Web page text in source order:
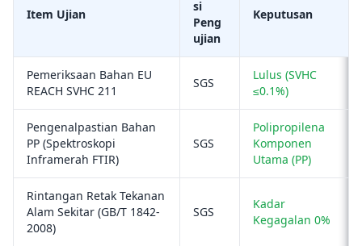
Item Ujian
si
Peng
ujian
Keputusan
Pemeriksaan Bahan EU
REACH SVHC 211
SGS
Lulus (SVHC
≤0.1%)
Pengenalpastian Bahan
PP (Spektroskopi
Inframerah FTIR)
SGS
Polipropilena
Komponen
Utama (PP)
Rintangan Retak Tekanan
Alam Sekitar (GB/T 1842-
2008)
SGS
Kadar
Kegagalan 0%